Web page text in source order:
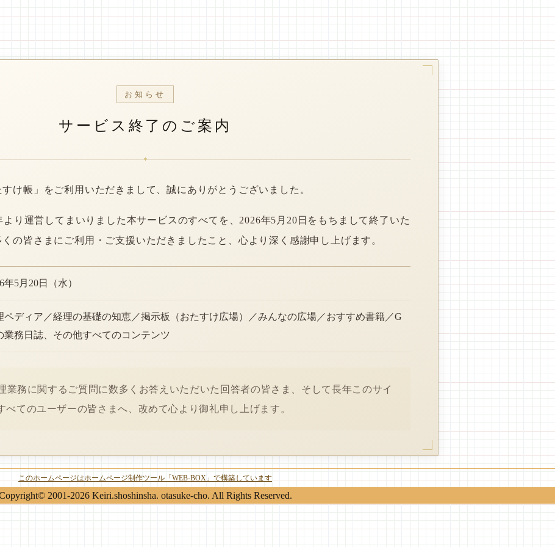
お知らせ
サービス終了のご案内
*
け帳」をご利用いただきまして、誠にありがとうございました。
り運営してまいりました本サービスのすべてを、2026年5月20日をもちまして終了いた
の皆さまにご利用・ご支援いただきましたこと、心より深く感謝申し上げます。
年5月20日（水）
ペディア／経理の基礎の知恵／掲示板（おたすけ広場）／みんなの広場／おすすめ書籍／G
業務日誌、その他すべてのコンテンツ
業務に関するご質問に数多くお答えいただいた回答者の皆さま、そして長年このサイ
べてのユーザーの皆さまへ、改めて心より御礼申し上げます。
このホームページはホームページ制作ツール「WEB-BOX」で構築しています
2001-2026 Keiri.shoshinsha. otasuke-cho. All Rights Reserved.